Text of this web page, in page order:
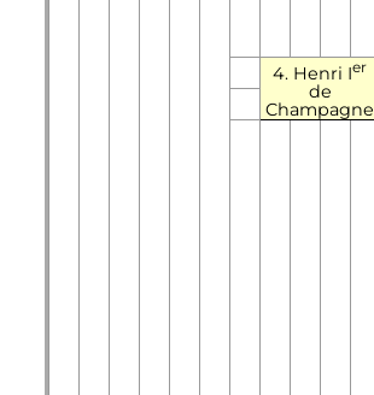
4. Henri Ier
de
Champagne